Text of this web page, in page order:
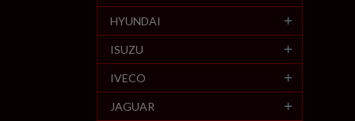
HYUNDAI
ISUZU
IVECO
JAGUAR